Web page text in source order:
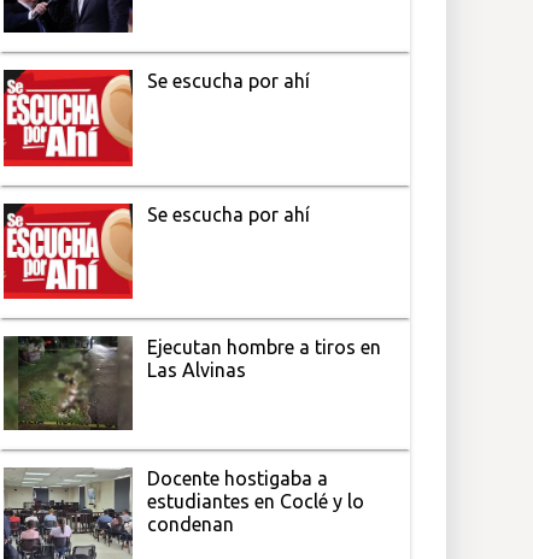
Se escucha por ahí
Se escucha por ahí
Ejecutan hombre a tiros en
Las Alvinas
Docente hostigaba a
estudiantes en Coclé y lo
condenan